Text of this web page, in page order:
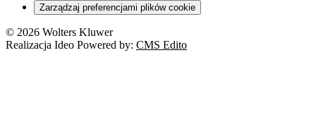
Zarządzaj preferencjami plików cookie
© 2026 Wolters Kluwer
Realizacja Ideo Powered by: CMS Edito